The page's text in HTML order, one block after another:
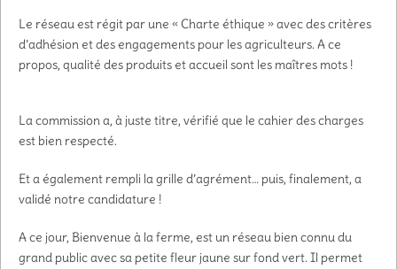
Le réseau est régit par une « Charte éthique » avec des critères
d’adhésion et des engagements pour les agriculteurs. A ce
propos, qualité des produits et accueil sont les maîtres mots !
La commission a, à juste titre, vérifié que le cahier des charges
est bien respecté.
Et a également rempli la grille d’agrément… puis, finalement, a
validé notre candidature !
A ce jour, Bienvenue à la ferme, est un réseau bien connu du
grand public avec sa petite fleur jaune sur fond vert. Il permet